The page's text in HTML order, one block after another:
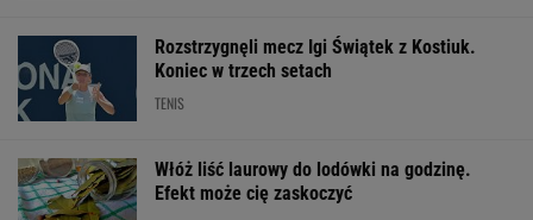
Rozstrzygnęli mecz Igi Świątek z Kostiuk.
Koniec w trzech setach
TENIS
Włóż liść laurowy do lodówki na godzinę.
Efekt może cię zaskoczyć